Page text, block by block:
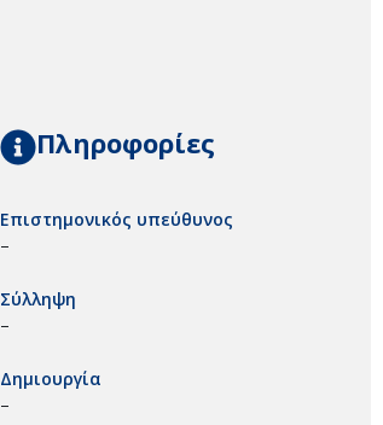
Πληροφορίες
Επιστημονικός υπεύθυνος
–
Σύλληψη
–
Δημιουργία
–